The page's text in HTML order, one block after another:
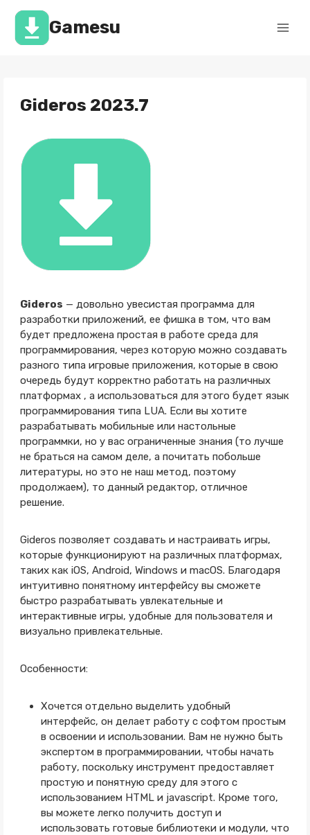
Перейти
содержимомуGamesu
Gideros 2023.7
Gideros — довольно увесистая программа для
разработки приложений, ее фишка в том, что вам
будет предложена простая в работе среда для
программирования, через которую можно создавать
разного типа игровые приложения, которые в свою
очередь будут корректно работать на различных
платформах , а использоваться для этого будет язык
программирования типа LUA. Если вы хотите
разрабатывать мобильные или настольные
программки, но у вас ограниченные знания (то лучше
не браться на самом деле, а почитать побольше
литературы, но это не наш метод, поэтому
продолжаем), то данный редактор, отличное
решение.
Gideros позволяет создавать и настраивать игры,
которые функционируют на различных платформах,
таких как iOS, Android, Windows и macOS. Благодаря
интуитивно понятному интерфейсу вы сможете
быстро разрабатывать увлекательные и
интерактивные игры, удобные для пользователя и
визуально привлекательные.
Особенности:
Хочется отдельно выделить удобный
интерфейс, он делает работу с софтом простым
в освоении и использовании. Вам не нужно быть
экспертом в программировании, чтобы начать
работу, поскольку инструмент предоставляет
простую и понятную среду для этого с
использованием HTML и javascript. Кроме того,
вы можете легко получить доступ и
использовать готовые библиотеки и модули, что